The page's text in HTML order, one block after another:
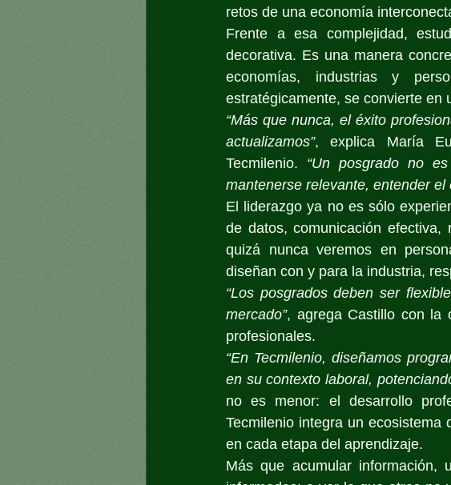
retos de una economía
Frente a esa complejidad,
decorativa. Es una manera
economías, industrias y
estratégicamente, se convierte en
“Más que nunca, el éxito
actualizamos”, explica María
Tecmilenio. “Un posgrado no
mantenerse relevante, entender
El liderazgo ya no es sólo
de datos, comunicación
quizá nunca veremos en
diseñan con y para la industria,
“Los posgrados deben ser
mercado”, agrega Castillo con la
profesionales.
“En Tecmilenio, diseñamos
en su contexto laboral,
no es menor: el desarrollo
Tecmilenio integra un
en cada etapa del aprendizaje.
Más que acumular información,